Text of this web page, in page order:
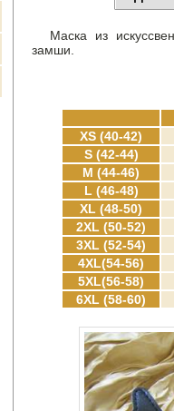
Маска из
замши.
XS (40-42)
S (42-44)
M (44-46)
L (46-48)
XL (48-50)
2XL (50-52)
3XL (52-54)
4XL(54-56)
5XL(56-58)
6XL (58-60)